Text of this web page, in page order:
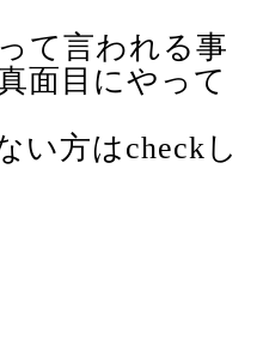
て言われる事
面目にやって
方はcheckし